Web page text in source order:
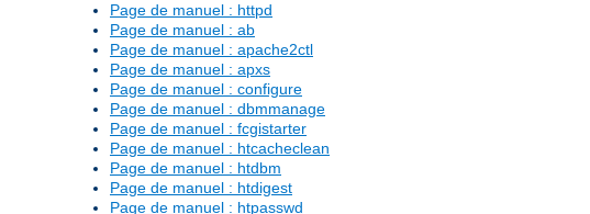
Page de manuel : httpd
Page de manuel : ab
Page de manuel : apache2ctl
Page de manuel : apxs
Page de manuel : configure
Page de manuel : dbmmanage
Page de manuel : fcgistarter
Page de manuel : htcacheclean
Page de manuel : htdbm
Page de manuel : htdigest
Page de manuel : htpasswd